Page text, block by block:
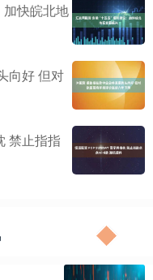
加快皖北地
向好 但对
禁止指指